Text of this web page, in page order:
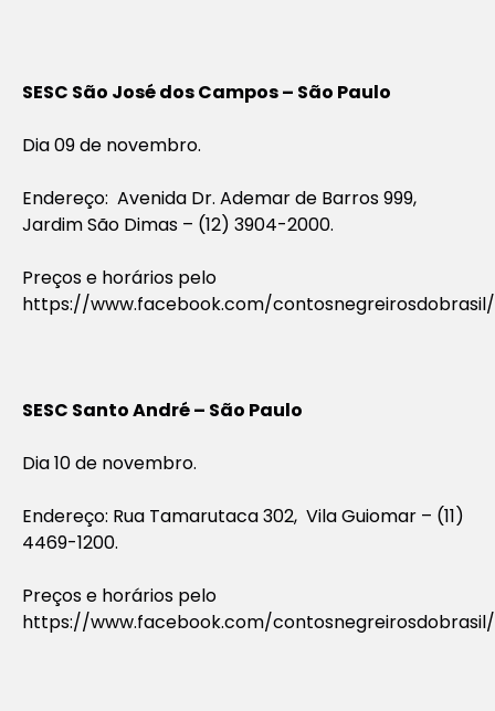
SESC São José dos Campos – São Paulo
Dia 09 de novembro.
Endereço: Avenida Dr. Ademar de Barros 999,
Jardim São Dimas – (12) 3904-2000.
Preços e horários pelo
https://www.facebook.com/contosnegreirosdobrasil/
SESC Santo André – São Paulo
Dia 10 de novembro.
Endereço: Rua Tamarutaca 302, Vila Guiomar – (11)
4469-1200.
Preços e horários pelo
https://www.facebook.com/contosnegreirosdobrasil/